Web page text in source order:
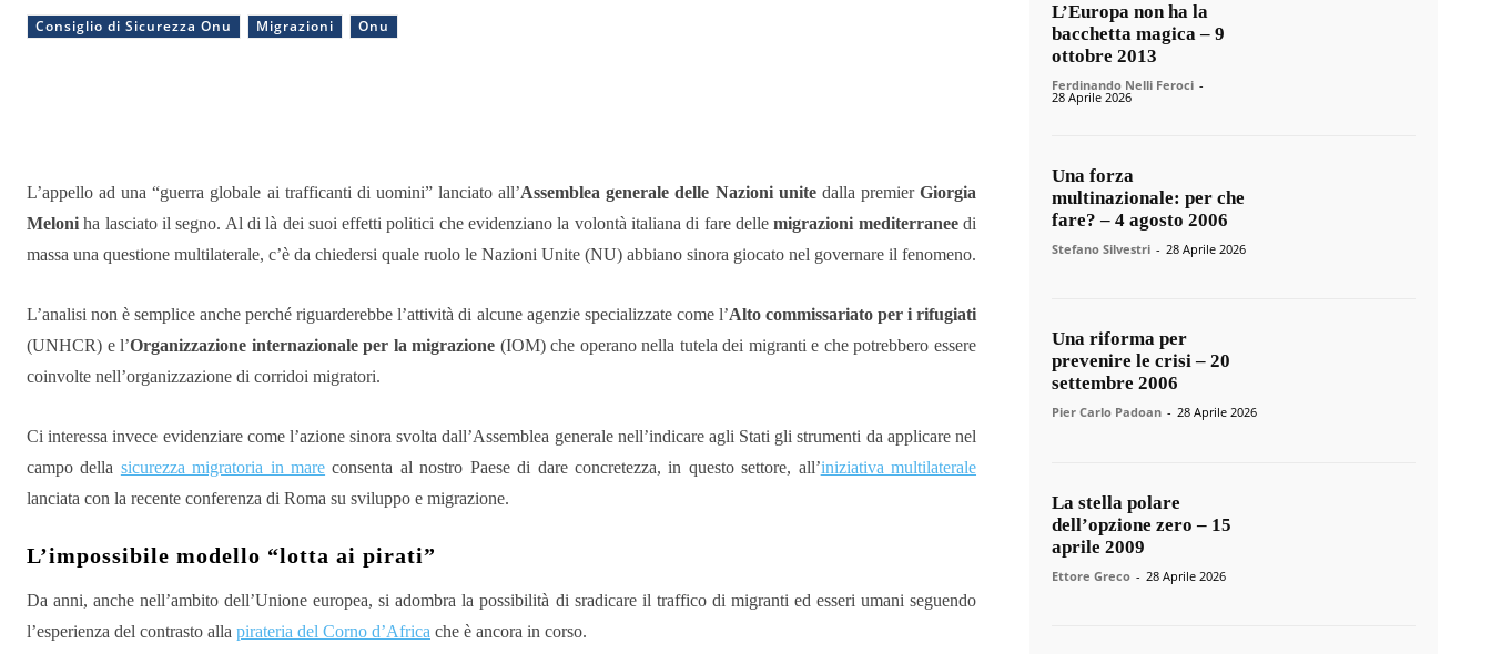
Consiglio di Sicurezza Onu Migrazioni Onu
L’appello ad una “guerra globale ai trafficanti di uomini” lanciato all’Assemblea generale delle Nazioni unitedalla premierGiorgia
Meloni ha lasciato il segno. Al di là dei suoi effetti politici che evidenziano la volontà italiana di fare dellemigrazioni mediterraneedi
massa una questione multilaterale, c’è da chiedersi quale ruolo le Nazioni Unite (NU) abbiano sinora giocato nel governare il fenomeno.
L’analisi non è semplice anche perché riguarderebbe l’attività di alcune agenzie specializzate come l’Alto commissariato per i rifugiati
(UNHCR) e l’Organizzazione internazionale per la migrazione (IOM) che operano nella tutela dei migranti e che potrebbero essere
coinvolte nell’organizzazione di corridoi migratori.
Ci interessa invece evidenziare come l’azione sinora svolta dall’Assemblea generale nell’indicare agli Stati gli strumenti da applicare nel
campo della sicurezza migratoria in mare consenta al nostro Paese di dare concretezza, in questo settore, all’iniziativa multilaterale
lanciata con la recente conferenza di Roma su sviluppo e migrazione.
L’impossibile modello “lotta ai pirati”
Da anni, anche nell’ambito dell’Unione europea, si adombra la possibilità di sradicare il traffico di migranti ed esseri umani seguendo
l’esperienza del contrasto alla pirateria del Corno d’Africa che è ancora in corso.
L’Europa non ha la
bacchetta magica – 9
ottobre 2013
Ferdinando Nelli Feroci -
28 Aprile 2026
Una forza
multinazionale: per che
fare? – 4 agosto 2006
Stefano Silvestri - 28 Aprile 2026
Una riforma per
prevenire le crisi – 20
settembre 2006
Pier Carlo Padoan - 28 Aprile 2026
La stella polare
dell’opzione zero – 15
aprile 2009
Ettore Greco - 28 Aprile 2026